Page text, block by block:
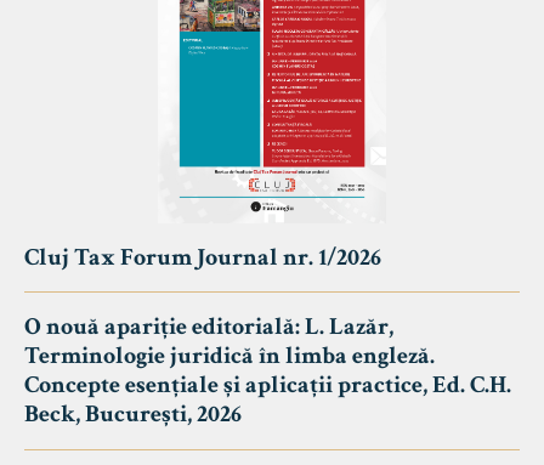
Cluj Tax Forum Journal nr. 1/2026
O nouă apariție editorială: L. Lazăr,
Terminologie juridică în limba engleză.
Concepte esențiale și aplicații practice, Ed. C.H.
Beck, București, 2026